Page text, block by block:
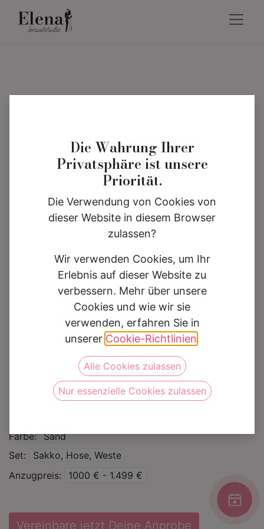
Hochzeitsanzug 2311310
Auf die Wunschliste
Hochzeitsanzüge
Farbe
Sand
Set
Sakko, Hose, Weste
Anzugpreis
1000 € - 1.499 €
Vereinbare jetzt Deine Anprobe
Die Wahrung Ihrer
Privatsphäre ist unsere
Priorität.
Die Verwendung von Cookies von
dieser Website in diesem Browser
zulassen?
Wir verwenden Cookies, um Ihr
Erlebnis auf dieser Website zu
verbessern. Mehr über unsere
Cookies und wie wir sie
verwenden, erfahren Sie in
unserer Cookie-Richtlinien.
Alle Cookies zulassen
Nur essenzielle Cookies zulassen